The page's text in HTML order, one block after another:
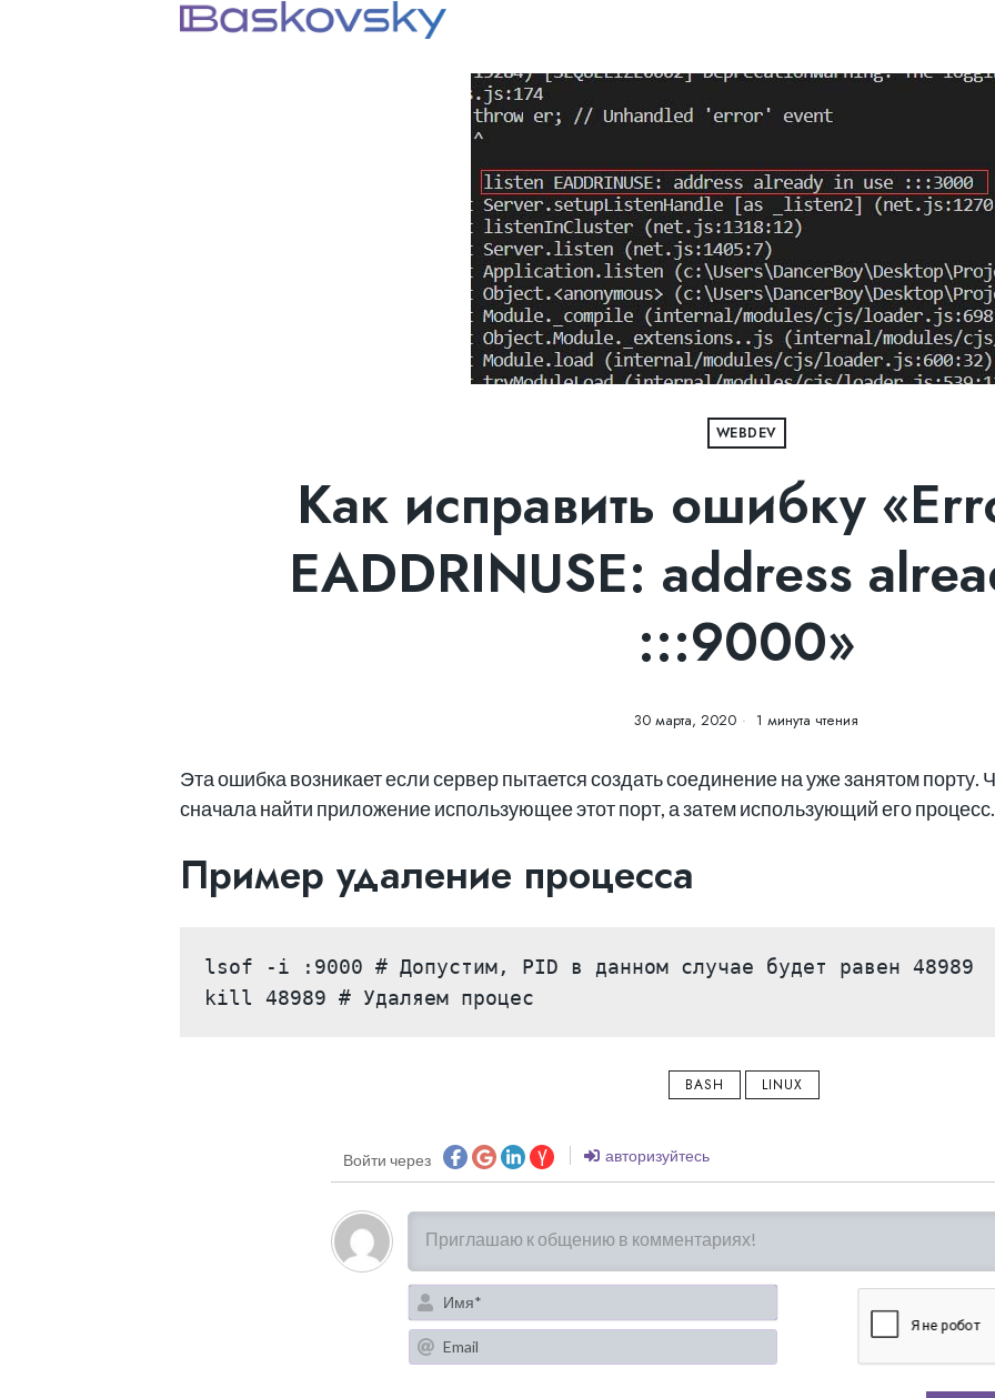
WEBDEV
Как исправить ошибку
EADDRINUSE: address
:::9000»
30 марта, 2020 1 минута чтения
Эта ошибка возникает если сервер пытается создать соединение на уже занятом порту.
сначала найти приложение использующее этот порт, а затем использующий его процесс.
Пример удаление процесса
lsof -i :9000 # Допустим, PID в данном случае будет равен 48989
kill 48989 # Удаляем процес
BASH LINUX
Войти через авторизуйтесь
Имя*
Email